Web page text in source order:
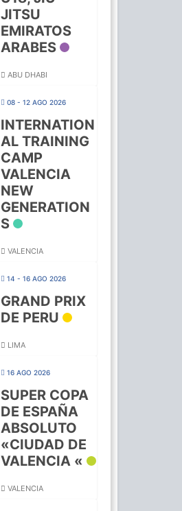
JITSU
EMIRATOS
ARABES
ABU DHABI
08 - 12 AGO 2026
INTERNATION
AL TRAINING
CAMP
VALENCIA
NEW
GENERATION
S
VALENCIA
14 - 16 AGO 2026
GRAND PRIX
DE PERU
LIMA
16 AGO 2026
SUPER COPA
DE ESPAÑA
ABSOLUTO
«CIUDAD DE
VALENCIA «
VALENCIA